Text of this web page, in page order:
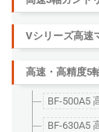
Vシリーズ高速
高速・高精度5
BF-500A5
BF-630A5